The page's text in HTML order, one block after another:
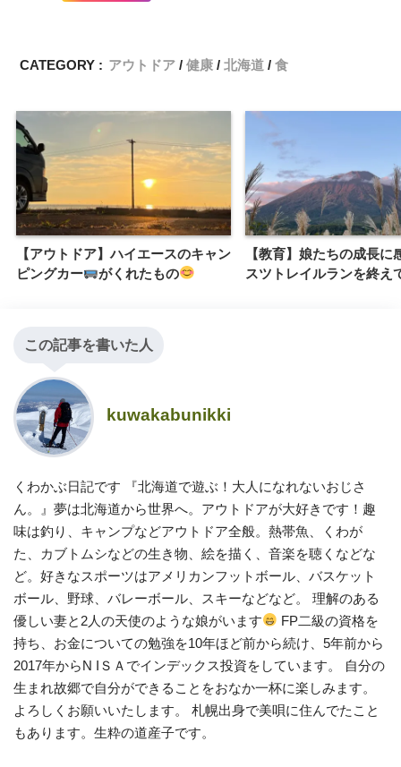
CATEGORY : アウトドア 健康 北海道 食
【アウトドア】ハイエースのキャン
ピングカー
がくれたもの
【教育】娘たちの成長に
スツトレイルランを終え
この記事を書いた人
kuwakabunikki
くわかぶ日記です 『北海道で遊ぶ！大人になれないおじさ
ん。』夢は北海道から世界へ。アウトドアが大好きです！趣
味は釣り、キャンプなどアウトドア全般。熱帯魚、くわが
た、カブトムシなどの生き物、絵を描く、音楽を聴くなどな
ど。好きなスポーツはアメリカンフットボール、バスケット
ボール、野球、バレーボール、スキーなどなど。 理解のある
優しい妻と2人の天使のような娘がいます
FP二級の資格を
持ち、お金についての勉強を10年ほど前から続け、5年前から
2017年からN IＳＡでインデックス投資をしています。 自分の
生まれ故郷で自分ができることをおなか一杯に楽しみます。
よろしくお願いいたします。 札幌出身で美唄に住んでたこと
もあります。生粋の道産子です。